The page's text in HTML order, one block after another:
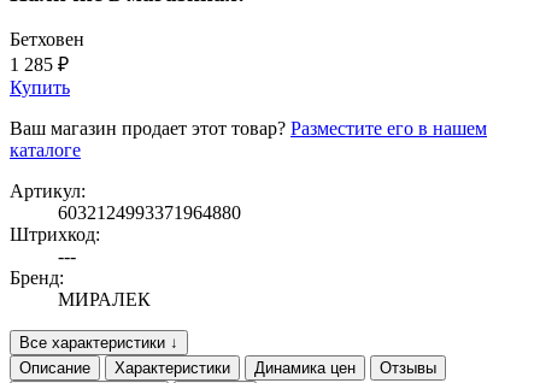
Бетховен
1 285 ₽
Купить
Ваш магазин продает этот товар? Разместите его в нашем
каталоге
Артикул:
6032124993371964880
Штрихкод:
---
Бренд:
МИРАЛЕК
Все характеристики ↓
Описание
Характеристики Динамика цен
Отзывы